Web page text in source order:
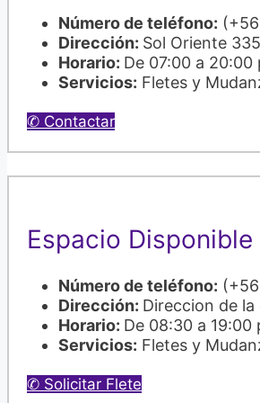
Número de teléfono:
Dirección: Sol Oriente
Horario: De 07:00 a 20:00
Servicios: Fletes y
✆ Contactar
Espacio Disponible
Número de teléfono:
Dirección: Direccion de la
Horario: De 08:30 a 19:00
Servicios: Fletes y
✆ Solicitar Flete